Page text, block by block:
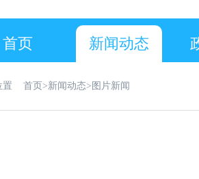
首页 新闻动态
置 首页 >新闻动态> 图片新闻